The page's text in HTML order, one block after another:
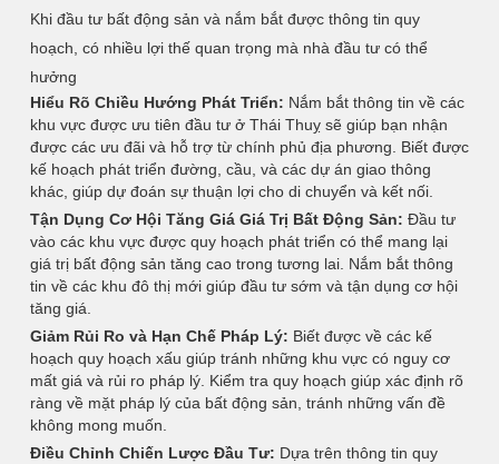
Khi đầu tư bất động sản và nắm bắt được thông tin quy
hoạch, có nhiều lợi thế quan trọng mà nhà đầu tư có thể
hưởng
Hiểu Rõ Chiều Hướng Phát Triển: Nắm bắt thông tin về các
khu vực được ưu tiên đầu tư ở Thái Thuỵ sẽ giúp bạn nhận
được các ưu đãi và hỗ trợ từ chính phủ địa phương. Biết được
kế hoạch phát triển đường, cầu, và các dự án giao thông
khác, giúp dự đoán sự thuận lợi cho di chuyển và kết nối.
Tận Dụng Cơ Hội Tăng Giá Giá Trị Bất Động Sản: Đầu tư
vào các khu vực được quy hoạch phát triển có thể mang lại
giá trị bất động sản tăng cao trong tương lai. Nắm bắt thông
tin về các khu đô thị mới giúp đầu tư sớm và tận dụng cơ hội
tăng giá.
Giảm Rủi Ro và Hạn Chế Pháp Lý: Biết được về các kế
hoạch quy hoạch xấu giúp tránh những khu vực có nguy cơ
mất giá và rủi ro pháp lý. Kiểm tra quy hoạch giúp xác định rõ
ràng về mặt pháp lý của bất động sản, tránh những vấn đề
không mong muốn.
Điều Chỉnh Chiến Lược Đầu Tư: Dựa trên thông tin quy